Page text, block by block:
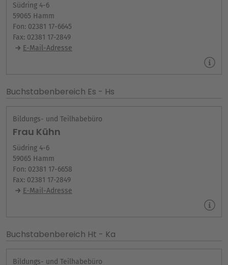
Südring 4-6
59065 Hamm
Fon: 02381 17-6645
Fax: 02381 17-2849
E-Mail-Adresse
Buchstabenbereich Es - Hs
Bildungs- und Teilhabebüro
Frau Kühn
Südring 4-6
59065 Hamm
Fon: 02381 17-6658
Fax: 02381 17-2849
E-Mail-Adresse
Buchstabenbereich Ht - Ka
Bildungs- und Teilhabebüro